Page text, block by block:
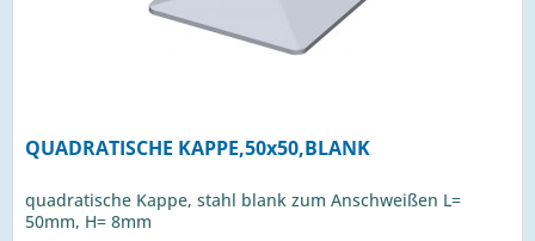
QUADRATISCHE KAPPE,50x50,BLANK
quadratische Kappe, stahl blank zum Anschweißen L=
50mm, H= 8mm